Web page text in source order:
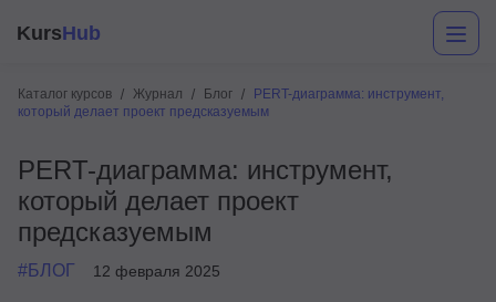
KursHub
Каталог курсов Журнал Блог
PERT-диаграмма: инструмент,
который делает проект предсказуемым
PERT-диаграмма: инструмент,
который делает проект
предсказуемым
#БЛОГ 12 февраля 2025